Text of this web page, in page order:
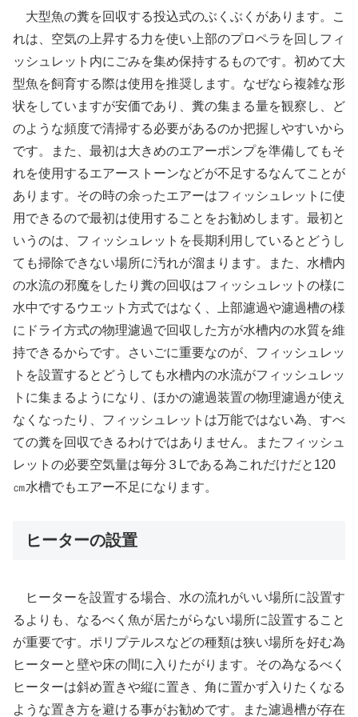
大型魚の糞を回収する投込式のぶくぶくがあります。こ
れは、空気の上昇する力を使い上部のプロペラを回しフィ
ッシュレット内にごみを集め保持するものです。初めて大
型魚を飼育する際は使用を推奨します。なぜなら複雑な形
状をしていますが安価であり、糞の集まる量を観察し、ど
のような頻度で清掃する必要があるのか把握しやすいから
です。また、最初は大きめのエアーポンプを準備してもそ
れを使用するエアーストーンなどが不足するなんてことが
あります。その時の余ったエアーはフィッシュレットに使
用できるので最初は使用することをお勧めします。最初と
いうのは、フィッシュレットを長期利用しているとどうし
ても掃除できない場所に汚れが溜まります。また、水槽内
の水流の邪魔をしたり糞の回収はフィッシュレットの様に
水中でするウエット方式ではなく、上部濾過や濾過槽の様
にドライ方式の物理濾過で回収した方が水槽内の水質を維
持できるからです。さいごに重要なのが、フィッシュレッ
トを設置するとどうしても水槽内の水流がフィッシュレッ
トに集まるようになり、ほかの濾過装置の物理濾過が使え
なくなったり、フィッシュレットは万能ではない為、すべ
ての糞を回収できるわけではありません。またフィッシュ
レットの必要空気量は毎分３Lである為これだけだと120
㎝水槽でもエアー不足になります。
ヒーターの設置
ヒーターを設置する場合、水の流れがいい場所に設置す
るよりも、なるべく魚が居たがらない場所に設置すること
が重要です。ポリプテルスなどの種類は狭い場所を好む為
ヒーターと壁や床の間に入りたがります。その為なるべく
ヒーターは斜め置きや縦に置き、角に置かず入りたくなる
ような置き方を避ける事がお勧めです。また濾過槽が存在